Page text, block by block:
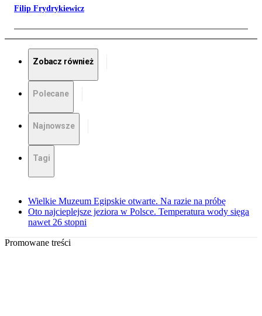
Filip Frydrykiewicz
Zobacz również
Polecane
Najnowsze
Tagi
Wielkie Muzeum Egipskie otwarte. Na razie na próbę
Oto najcieplejsze jeziora w Polsce. Temperatura wody sięga
nawet 26 stopni
Promowane treści